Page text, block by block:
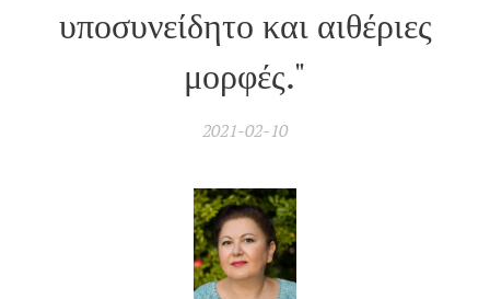
υποσυνείδητο και αιθέριες
μορφές."
2021-02-10